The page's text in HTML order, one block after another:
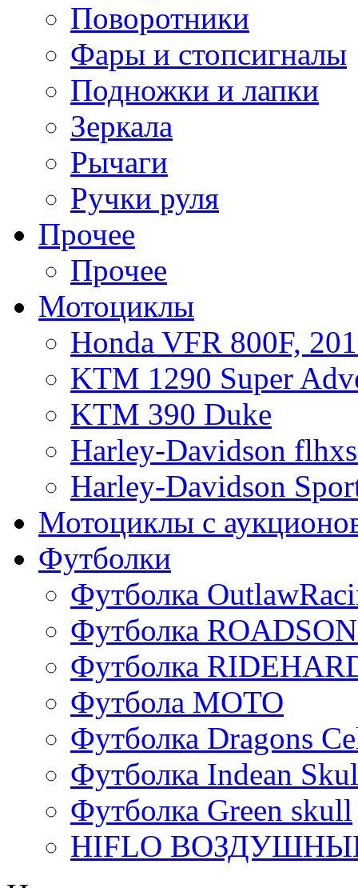
Поворотники
Фары и стопсигналы
Подножки и лапки
Зеркала
Рычаги
Ручки руля
Прочее
Прочее
Мотоциклы
Honda VFR 800F,
KTM 1290 Super
KTM 390 Duke
Harley-Davidson
Harley-Davidson
Мотоциклы с
Футболки
Футболка
Футболка
Футболка
Футбола МОТО
Футболка Dragons
Футболка Indean
Футболка Green skull
HIFLO